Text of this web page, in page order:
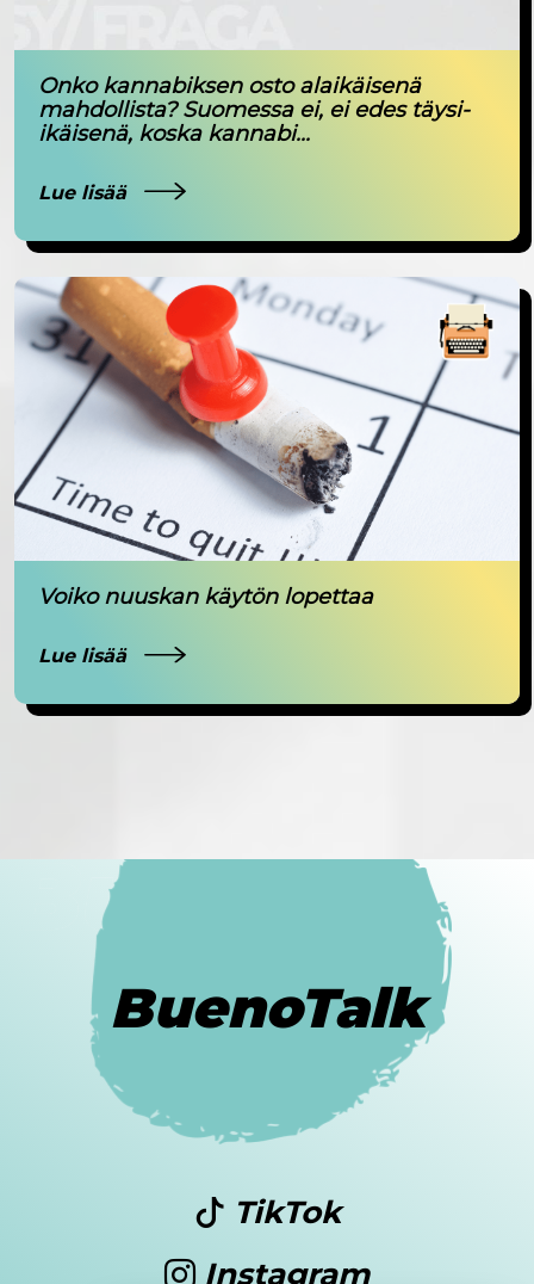
Onko kannabiksen osto alaikäisenä
mahdollista? Suomessa ei, ei edes täysi-
ikäisenä, koska kannabi...
Lue lisää
Voiko nuuskan käytön lopettaa
Lue lisää
BuenoTalk
TikTok
Instagram